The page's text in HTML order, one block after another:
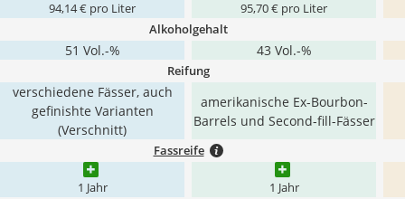
94,14 € pro Liter 95,70 € pro Liter
Alkoholgehalt
51 Vol.-% 43 Vol.-%
Reifung
verschiedene Fässer, auch
gefinishte Varianten
(Verschnitt)
amerikanische Ex-Bourbon-
Barrels und Second-fill-Fässer
Fassreife
1 Jahr 1 Jahr